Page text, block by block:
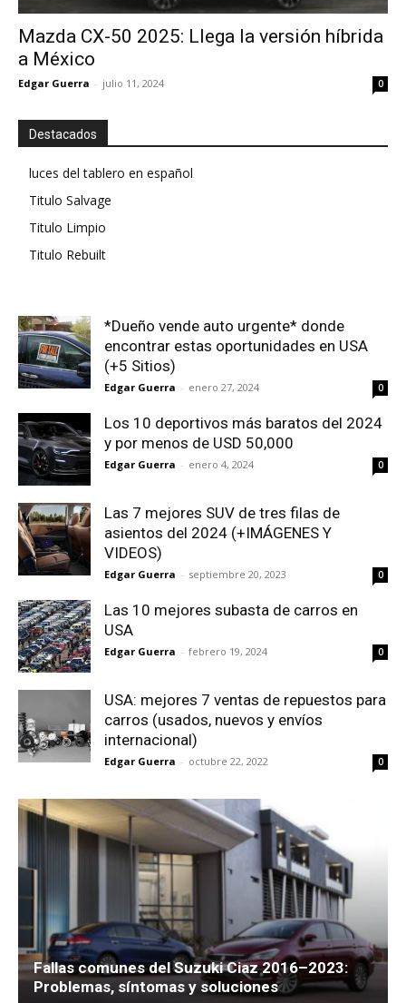
Mazda CX-50 2025: Llega la versión híbrida
a México
Edgar Guerra - julio 11, 2024 0
Destacados
luces del tablero en español
Titulo Salvage
Titulo Limpio
Titulo Rebuilt
*Dueño vende auto urgente* donde
encontrar estas oportunidades en USA
(+5 Sitios)
Edgar Guerra - enero 27, 2024 0
Los 10 deportivos más baratos del 2024
y por menos de USD 50,000
Edgar Guerra - enero 4, 2024 0
Las 7 mejores SUV de tres filas de
asientos del 2024 (+IMÁGENES Y
VIDEOS)
Edgar Guerra - septiembre 20, 2023 0
Las 10 mejores subasta de carros en
USA
Edgar Guerra - febrero 19, 2024 0
USA: mejores 7 ventas de repuestos para
carros (usados, nuevos y envíos
internacional)
Edgar Guerra - octubre 22, 2022 0
Fallas comunes del Suzuki Ciaz 2016–2023:
Problemas, síntomas y soluciones